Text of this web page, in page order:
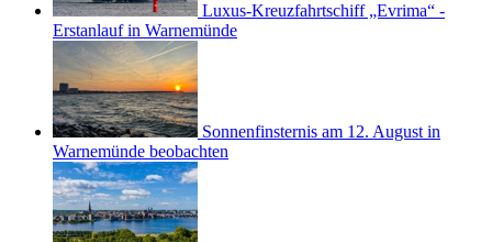
Luxus-Kreuzfahrtschiff „Evrima“ -
Erstanlauf in Warnemünde
Sonnenfinsternis am 12. August in
Warnemünde beobachten